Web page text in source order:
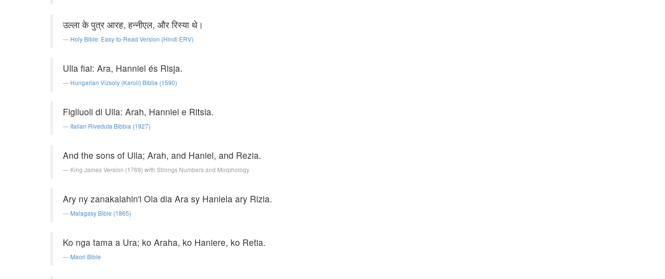
उल्ला के पुत्र आरह, हन्नीएल, और रिस्या थे।
Holy Bible: Easy-to-Read Version (Hindi ERV)
Ulla fiai: Ara, Hanniel és Risja.
Hungarian Vizsoly (Karoli) Biblia (1590)
Figliuoli di Ulla: Arah, Hanniel e Ritsia.
Italian Riveduta Bibbia (1927)
And the sons of Ulla; Arah, and Haniel, and Rezia.
King James Version (1769) with Strongs Numbers and Morphology
Ary ny zanakalahin'i Ola dia Ara sy Haniela ary Rizia.
Malagasy Bible (1865)
Ko nga tama a Ura; ko Araha, ko Haniere, ko Retia.
Maori Bible